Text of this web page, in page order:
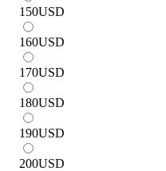
150USD
160USD
170USD
180USD
190USD
200USD